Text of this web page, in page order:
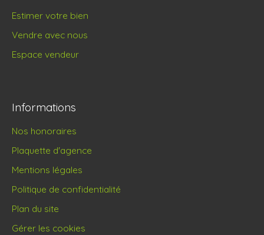
Estimer votre bien
Vendre avec nous
Espace vendeur
Informations
Nos honoraires
Plaquette d'agence
Mentions légales
Politique de confidentialité
Plan du site
Gérer les cookies